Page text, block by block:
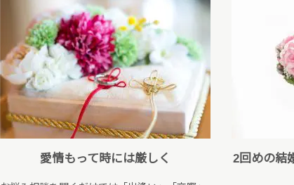
愛情もって時には厳しく
2回めの結